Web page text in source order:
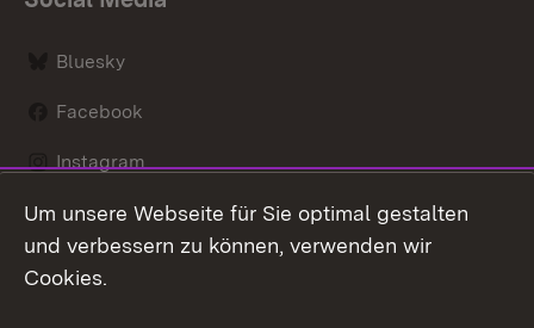
Bluesky
Facebook
Instagram
LinkedIn
Um unsere Webseite für Sie optimal gestalten
und verbessern zu können, verwenden wir
Cookies.